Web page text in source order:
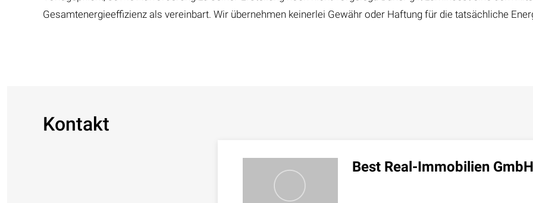
Gesamtenergieeffizienz als vereinbart. Wir übernehmen keinerlei Gewähr oder Haftung für die tatsächliche
Kontakt
Best Real-Immobilien GmbH